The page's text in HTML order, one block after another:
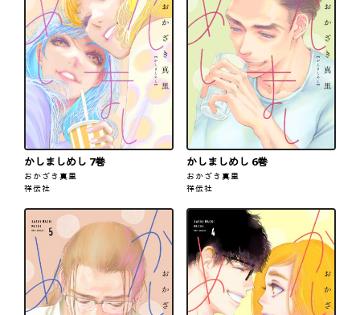
かしましめし 7巻
おかざき真里
祥伝社
かしましめし 6巻
おかざき真里
祥伝社